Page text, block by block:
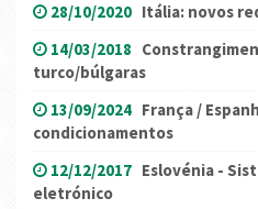
28/10/2020 Itália: novos
14/03/2018
turco/búlgaras
13/09/2024 França /
condicionamentos
12/12/2017 Eslovénia -
eletrónico